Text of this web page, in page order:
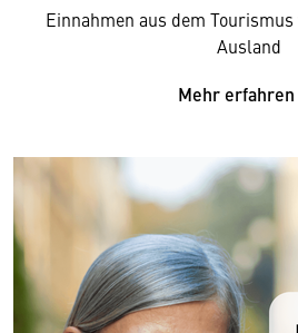
Einnahmen aus dem Tourismus
Ausland
Mehr erfahren